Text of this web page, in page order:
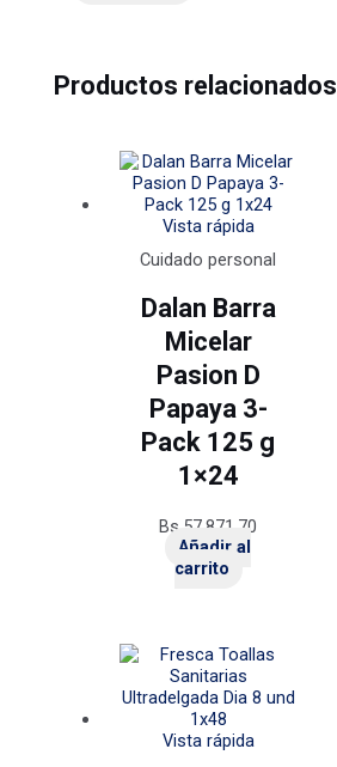
Productos relacionados
Vista rápida
Cuidado personal
Dalan Barra
Micelar
Pasion D
Papaya 3-
Pack 125 g
1×24
Bs. 57.871,70
Añadir al
carrito
Vista rápida